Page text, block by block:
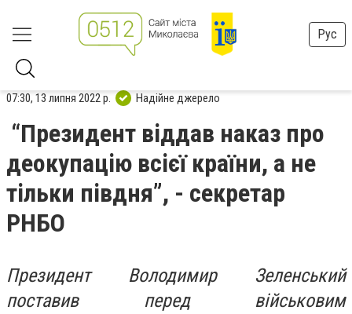
Рус
07:30, 13 липня 2022 р. Надійне джерело
“Президент віддав наказ про
деокупацію всієї країни, а не
тільки півдня”, - секретар
РНБО
Президент Володимир Зеленський
поставив перед військовим